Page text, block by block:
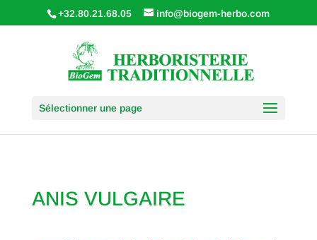
+32.80.21.68.05 info@biogem-herbo.com
Sélectionner une page
ANIS VULGAIRE